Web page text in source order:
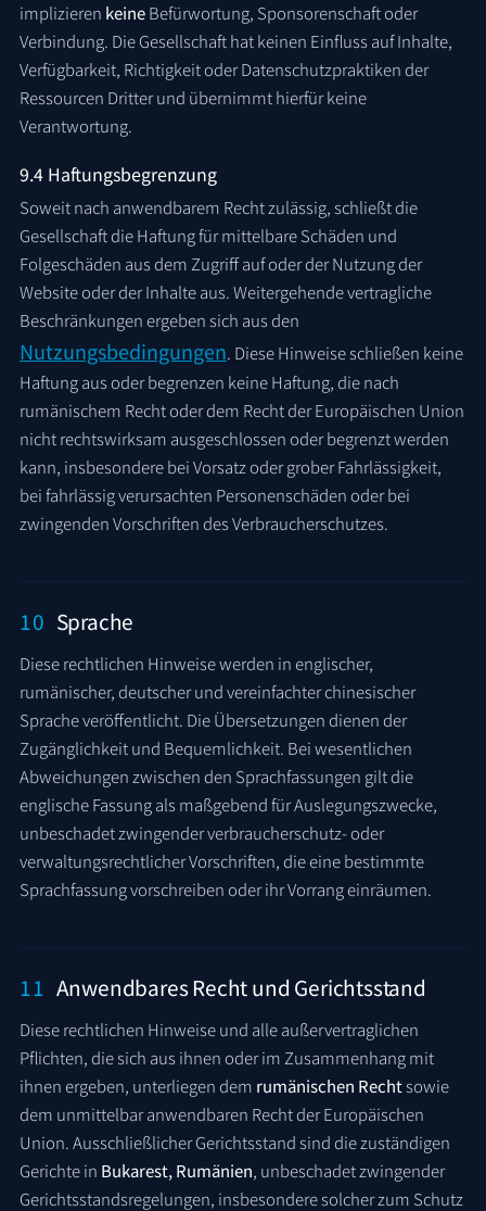
implizieren keineBefürwortung, Sponsorenschaft oder
Verbindung. Die Gesellschaft hat keinen Einfluss auf Inhalte,
Verfügbarkeit, Richtigkeit oder Datenschutzpraktiken der
Ressourcen Dritter und übernimmt hierfür keine
Verantwortung.
9.4 Haftungsbegrenzung
Soweit nach anwendbarem Recht zulässig, schließt die
Gesellschaft die Haftung für mittelbare Schäden und
Folgeschäden aus dem Zugriff auf oder der Nutzung der
Website oder der Inhalte aus. Weitergehende vertragliche
Beschränkungen ergeben sich aus den
Nutzungsbedingungen. Diese Hinweise schließen keine
Haftung aus oder begrenzen keine Haftung, die nach
rumänischem Recht oder dem Recht der Europäischen Union
nicht rechtswirksam ausgeschlossen oder begrenzt werden
kann, insbesondere bei Vorsatz oder grober Fahrlässigkeit,
bei fahrlässig verursachten Personenschäden oder bei
zwingenden Vorschriften des Verbraucherschutzes.
10 Sprache
Diese rechtlichen Hinweise werden in englischer,
rumänischer, deutscher und vereinfachter chinesischer
Sprache veröffentlicht. Die Übersetzungen dienen der
Zugänglichkeit und Bequemlichkeit. Bei wesentlichen
Abweichungen zwischen den Sprachfassungen gilt die
englische Fassung als maßgebend für Auslegungszwecke,
unbeschadet zwingender verbraucherschutz- oder
verwaltungsrechtlicher Vorschriften, die eine bestimmte
Sprachfassung vorschreiben oder ihr Vorrang einräumen.
11 Anwendbares Recht und Gerichtsstand
Diese rechtlichen Hinweise und alle außervertraglichen
Pflichten, die sich aus ihnen oder im Zusammenhang mit
ihnen ergeben, unterliegen dem rumänischen Rechtsowie
dem unmittelbar anwendbaren Recht der Europäischen
Union. Ausschließlicher Gerichtsstand sind die zuständigen
Gerichte in Bukarest, Rumänien, unbeschadet zwingender
Gerichtsstandsregelungen, insbesondere solcher zum Schutz